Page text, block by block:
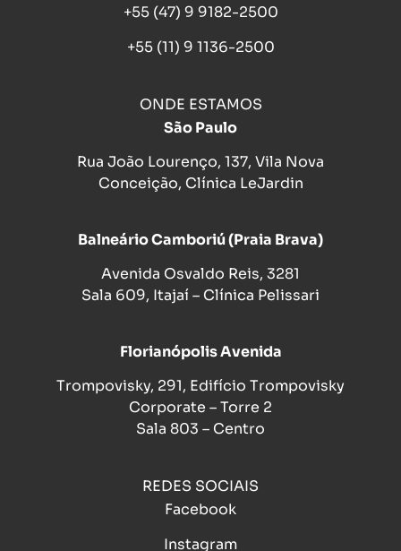
+55 (47) 9 9182-2500
+55 (11) 9 1136-2500
ONDE ESTAMOS
São Paulo
Rua João Lourenço, 137, Vila Nova
Conceição, Clínica LeJardin
Balneário Camboriú (Praia Brava)
Avenida Osvaldo Reis, 3281
Sala 609, Itajaí – Clínica Pelissari
Florianópolis Avenida
Trompovisky, 291, Edifício Trompovisky
Corporate – Torre 2
Sala 803 – Centro
REDES SOCIAIS
Facebook
Instagram